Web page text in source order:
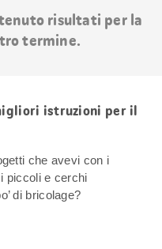
risultati per la
termine.
istruzioni per il
che avevi con i
piccoli e cerchi
di bricolage?